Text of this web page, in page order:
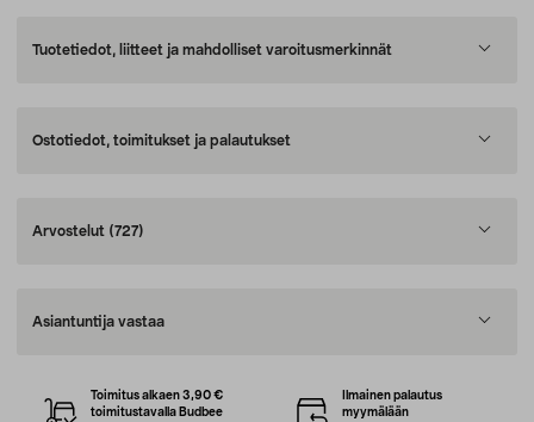
Tuotetiedot, liitteet ja mahdolliset varoitusmerkinnät
Ostotiedot, toimitukset ja palautukset
Arvostelut (727)
Asiantuntija vastaa
Toimitus alkaen 3,90 €
toimitustavalla Budbee
Ilmainen palautus
myymälään